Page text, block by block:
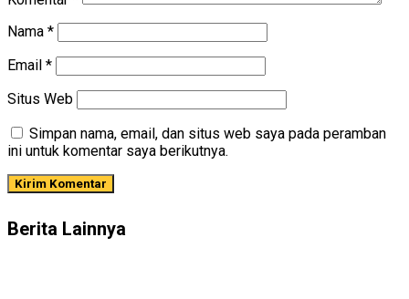
Nama *
Email *
Situs Web
Simpan nama, email, dan situs web saya pada peramban
ini untuk komentar saya berikutnya.
Berita Lainnya